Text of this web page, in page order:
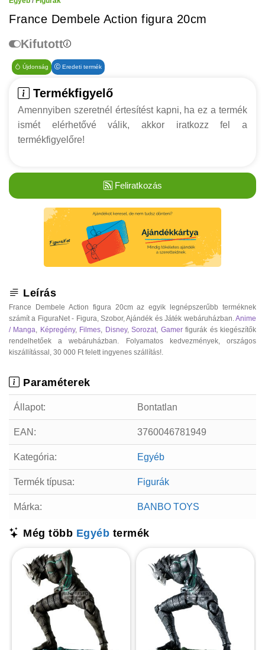
France Dembele Action figura 20cm
Kifutott
Újdonság Eredeti termék
Termékfigyelő
Amennyiben szeretnél értesítést kapni, ha ez a termék
ismét elérhetővé válik, akkor iratkozz fel a
termékfigyelőre!
Feliratkozás
Leírás
France Dembele Action figura 20cm az egyik legnépszerűbb terméknek
számít a FiguraNet - Figura, Szobor, Ajándék és Játék webáruházban. Anime
/ Manga
Képregény, Filmes Disney,Sorozat Gamerfigurák és kiegészítők
rendelhetőek a webáruházban. Folyamatos kedvezmények, országos
kiszállítással, 30 000 Ft felett ingyenes szállítás!.
Paraméterek
Állapot: Bontatlan
EAN: 3760046781949
Kategória: Egyéb
Termék típusa: Figurák
Márka: BANBO TOYS
Még több Egyéb termék